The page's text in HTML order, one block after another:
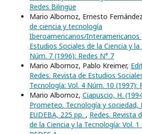
Redes Bilingüe
Mario Albornoz, Ernesto
de ciencia y tecnología
Iberoamericanos/Interamericanos
Estudios Sociales de la Ciencia y
Núm. 7 (1996): Redes N° 7
Mario Albornoz, Pablo Kreimer,
Redes. Revista de Estudios
Tecnología: Vol. 4 Núm. 10 (1997):
Mario Albornoz, Ciapuscio, H.
Prometeo. Tecnología y sociedad,
EUDEBA, 225 pp. , Redes. Revista
de la Ciencia y la Tecnología: Vol.